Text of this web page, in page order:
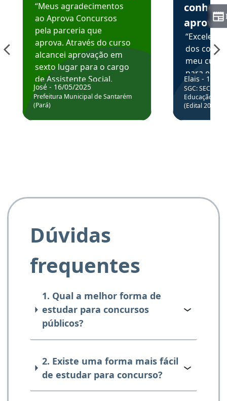
“Meus agradecimentos
ao Aprova Concursos
pela parceria que
aprova. Através do curso
alcancei aprovação em
sexto lugar para o cargo
de Assistente Social.
Hoje estou atuando na
Prefeitura de Santarém.
José - 16/05/2025
Prefeitura Municipal de Santarém
(Pará)
aprova
dos
meu
para
colocar
através
de
Elais - 15/
SGC: SEC BA
Educação
(Edital
Dúvidas
frequentes
1. Qual a melhor forma de
estudar para concursos
públicos?
2. Existe uma forma mais fácil
de estudar para concurso?